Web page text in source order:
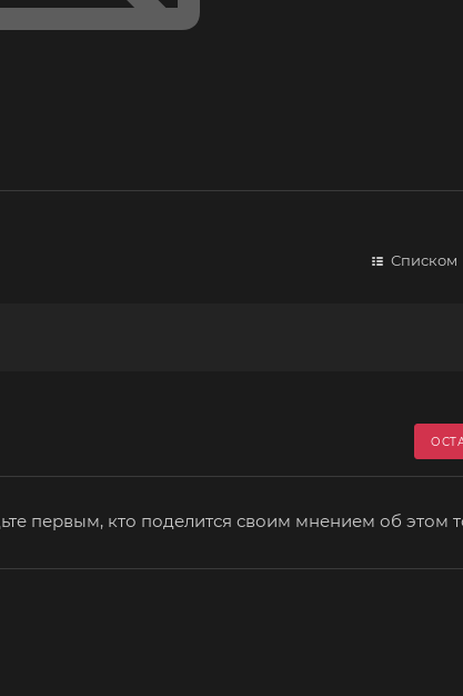
Списком
первым, кто поделится своим мнением об этом